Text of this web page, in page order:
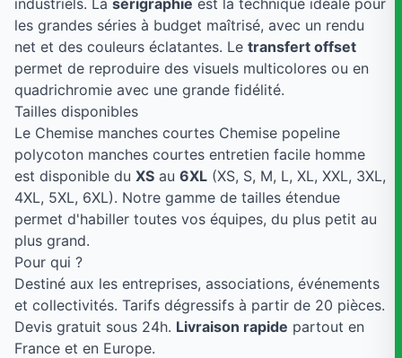
industriels. La sérigraphie est la technique idéale pour
les grandes séries à budget maîtrisé, avec un rendu
net et des couleurs éclatantes. Le transfert offset
permet de reproduire des visuels multicolores ou en
quadrichromie avec une grande fidélité.
Tailles disponibles
Le Chemise manches courtes Chemise popeline
polycoton manches courtes entretien facile homme
est disponible du XS au 6XL (XS, S, M, L, XL, XXL, 3XL,
4XL, 5XL, 6XL). Notre gamme de tailles étendue
permet d'habiller toutes vos équipes, du plus petit au
plus grand.
Pour qui ?
Destiné aux les entreprises, associations, événements
et collectivités. Tarifs dégressifs à partir de 20 pièces.
Devis gratuit sous 24h. Livraison rapide partout en
France et en Europe.